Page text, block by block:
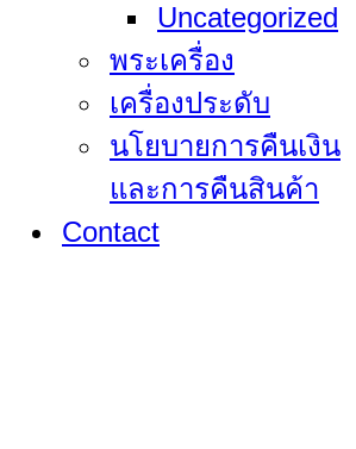
Uncategorized
พระเครื่อง
เครื่องประดับ
นโยบายการคืนเงิน
และการคืนสินค้า
Contact